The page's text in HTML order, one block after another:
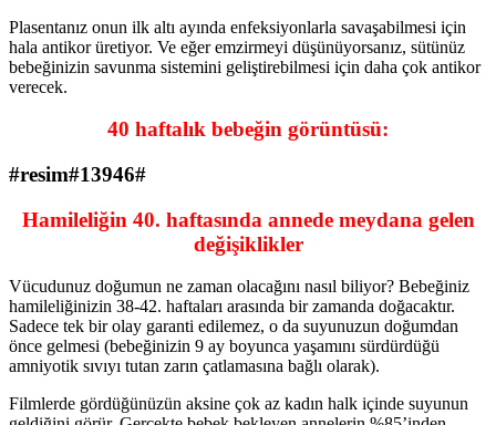
Plasentanız onun ilk altı ayında enfeksiyonlarla savaşabilmesi için
hala antikor üretiyor. Ve eğer emzirmeyi düşünüyorsanız, sütünüz
bebeğinizin savunma sistemini geliştirebilmesi için daha çok antikor
verecek.
40 haftalık bebeğin görüntüsü:
#resim#13946#
Hamileliğin 40. haftasında annede meydana gelen
değişiklikler
Vücudunuz doğumun ne zaman olacağını nasıl biliyor? Bebeğiniz
hamileliğinizin 38-42. haftaları arasında bir zamanda doğacaktır.
Sadece tek bir olay garanti edilemez, o da suyunuzun doğumdan
önce gelmesi (bebeğinizin 9 ay boyunca yaşamını sürdürdüğü
amniyotik sıvıyı tutan zarın çatlamasına bağlı olarak).
Filmlerde gördüğünüzün aksine çok az kadın halk içinde suyunun